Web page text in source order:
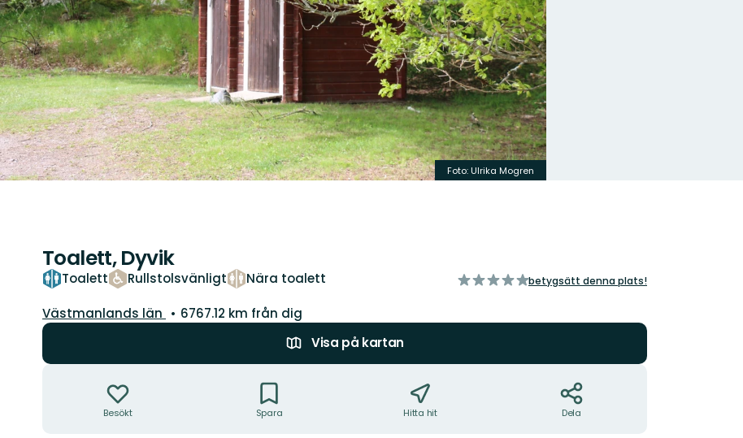
Foto: Ulrika Mogren
Toalett, Dyvik
Toalett Rullstolsvänligt Nära toalett
av
betygsätt denna plats!
Län:
Västmanlands län
6767.12 km från dig
Visa på kartan
Besökt Spara Hitta hit Dela